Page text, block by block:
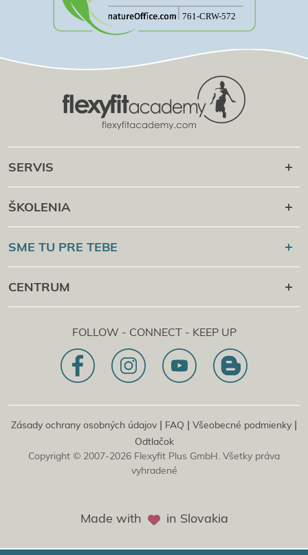
SERVIS
Následná kariéra
Online kampus
Kontrola certifikátu
ŠKOLENIA
Sport Academy
Masáž
Academy
Flexyfit®Beauty Academy
SME TU PRE TEBE
+43 1 997 27 38
[email protected]
Poradenstvo &amp; online dopyt
Naše poslanie
CENTRUM
1030 | Rakúsko
Dietrichgasse 27 E.EG2
Pobočka | DE
Konrad-Zuse-Platz 8
FOLLOW - CONNECT - KEEP UP
Zásady ochrany osobných údajov | FAQ | Všeobecné podmienky |
Odtlačok
Copyright © 2007-2026 Flexyfit Plus GmbH. Všetky práva
vyhradené
Made with in Slovakia